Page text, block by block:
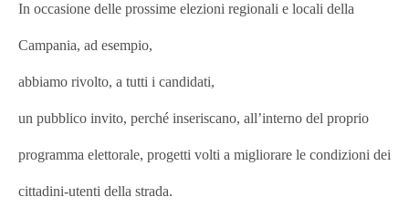
In occasione delle prossime elezioni regionali e locali della
Campania, ad esempio,
abbiamo rivolto, a tutti i candidati,
un pubblico invito, perché inseriscano, all’interno del proprio
programma elettorale, progetti volti a migliorare le condizioni dei
cittadini-utenti della strada.